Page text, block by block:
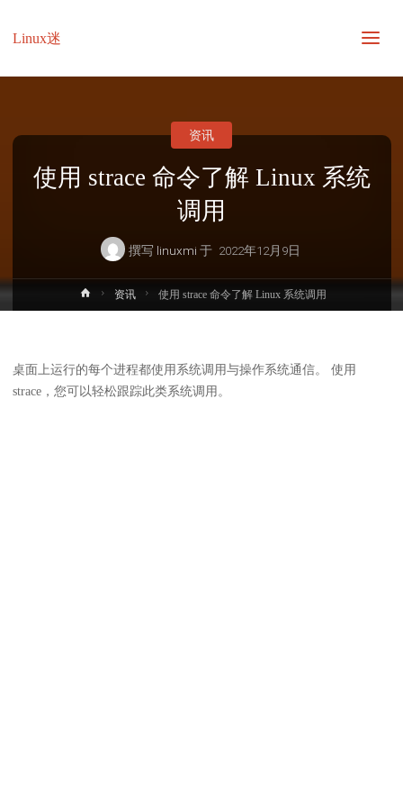
Linux迷
使用 strace 命令了解 Linux 系统
调用
撰写 linuxmi 于 2022年12月9日
资讯
首
页
资讯 使用 strace 命令了解 Linux 系统调用
桌面上运行的每个进程都使用系统调用与操作系统通信。 使用
strace，您可以轻松跟踪此类系统调用。